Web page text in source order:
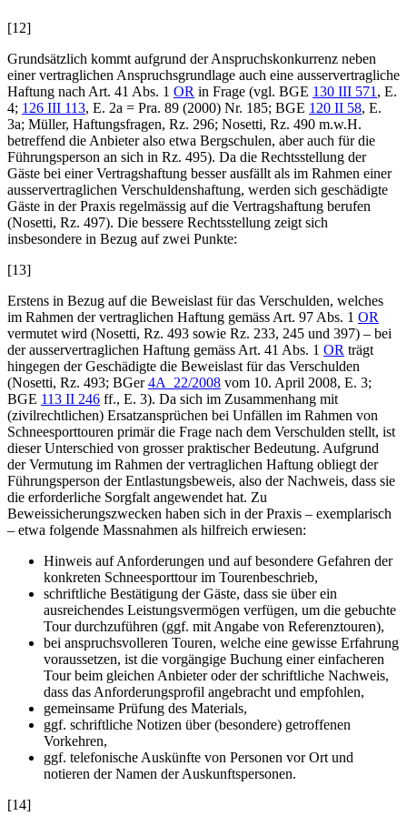
[12]
Grundsätzlich kommt aufgrund der Anspruchskonkurrenz neben
einer vertraglichen Anspruchsgrundlage auch eine ausservertragliche
Haftung nach Art. 41 Abs. 1 OR in Frage (vgl. BGE 130 III 571 , E.
4; 126 III 113, E. 2a = Pra. 89 (2000) Nr. 185; BGE 120 II 58, E.
3a; Müller, Haftungsfragen, Rz. 296; Nosetti, Rz. 490 m.w.H.
betreffend die Anbieter also etwa Bergschulen, aber auch für die
Führungsperson an sich in Rz. 495). Da die Rechtsstellung der
Gäste bei einer Vertragshaftung besser ausfällt als im Rahmen einer
ausservertraglichen Verschuldenshaftung, werden sich geschädigte
Gäste in der Praxis regelmässig auf die Vertragshaftung berufen
(Nosetti, Rz. 497). Die bessere Rechtsstellung zeigt sich
insbesondere in Bezug auf zwei Punkte:
[13]
Erstens in Bezug auf die Beweislast für das Verschulden, welches
im Rahmen der vertraglichen Haftung gemäss Art. 97 Abs. 1 OR
vermutet wird (Nosetti, Rz. 493 sowie Rz. 233, 245 und 397) – bei
der ausservertraglichen Haftung gemäss Art. 41 Abs. 1 OR trägt
hingegen der Geschädigte die Beweislast für das Verschulden
(Nosetti, Rz. 493; BGer 4A_22/2008 vom 10. April 2008, E. 3;
BGE 113 II 246 ff., E. 3). Da sich im Zusammenhang mit
(zivilrechtlichen) Ersatzansprüchen bei Unfällen im Rahmen von
Schneesporttouren primär die Frage nach dem Verschulden stellt, ist
dieser Unterschied von grosser praktischer Bedeutung. Aufgrund
der Vermutung im Rahmen der vertraglichen Haftung obliegt der
Führungsperson der Entlastungsbeweis, also der Nachweis, dass sie
die erforderliche Sorgfalt angewendet hat. Zu
Beweissicherungszwecken haben sich in der Praxis – exemplarisch
– etwa folgende Massnahmen als hilfreich erwiesen:
Hinweis auf Anforderungen und auf besondere Gefahren der
konkreten Schneesporttour im Tourenbeschrieb,
schriftliche Bestätigung der Gäste, dass sie über ein
ausreichendes Leistungsvermögen verfügen, um die gebuchte
Tour durchzuführen (ggf. mit Angabe von Referenztouren),
bei anspruchsvolleren Touren, welche eine gewisse Erfahrung
voraussetzen, ist die vorgängige Buchung einer einfacheren
Tour beim gleichen Anbieter oder der schriftliche Nachweis,
dass das Anforderungsprofil angebracht und empfohlen,
gemeinsame Prüfung des Materials,
ggf. schriftliche Notizen über (besondere) getroffenen
Vorkehren,
ggf. telefonische Auskünfte von Personen vor Ort und
notieren der Namen der Auskunftspersonen.
[14]